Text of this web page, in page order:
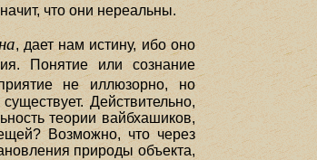
что они нереальны.
, дает нам истину, ибо оно
Понятие или сознание
не иллюзорно, но
Действительно,
теории вайбхашиков,
Возможно, что через
природы объекта,